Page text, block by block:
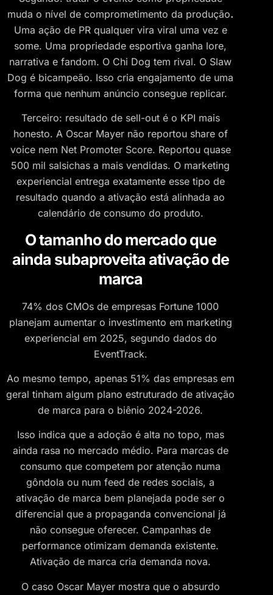
muda o nível de comprometimento da produção.
Uma ação de PR qualquer vira viral uma vez e
some. Uma propriedade esportiva ganha lore,
narrativa e fandom. O Chi Dog tem rival. O Slaw
Dog é bicampeão. Isso cria engajamento de uma
forma que nenhum anúncio consegue replicar.
Terceiro: resultado de sell-out é o KPI mais
honesto. A Oscar Mayer não reportou share of
voice nem Net Promoter Score. Reportou quase
500 mil salsichas a mais vendidas. O marketing
experiencial entrega exatamente esse tipo de
resultado quando a ativação está alinhada ao
calendário de consumo do produto.
O tamanho do mercado que
ainda subaproveita ativação de
marca
74% dos CMOs de empresas Fortune 1000
planejam aumentar o investimento em marketing
experiencial em 2025, segundo dados do
EventTrack.
Ao mesmo tempo, apenas 51% das empresas em
geral tinham algum plano estruturado de ativação
de marca para o biênio 2024-2026.
Isso indica que a adoção é alta no topo, mas
ainda rasa no mercado médio. Para marcas de
consumo que competem por atenção numa
gôndola ou num feed de redes sociais, a
ativação de marca bem planejada pode ser o
diferencial que a propaganda convencional já
não consegue oferecer. Campanhas de
performance otimizam demanda existente.
Ativação de marca cria demanda nova.
O caso Oscar Mayer mostra que o absurdo